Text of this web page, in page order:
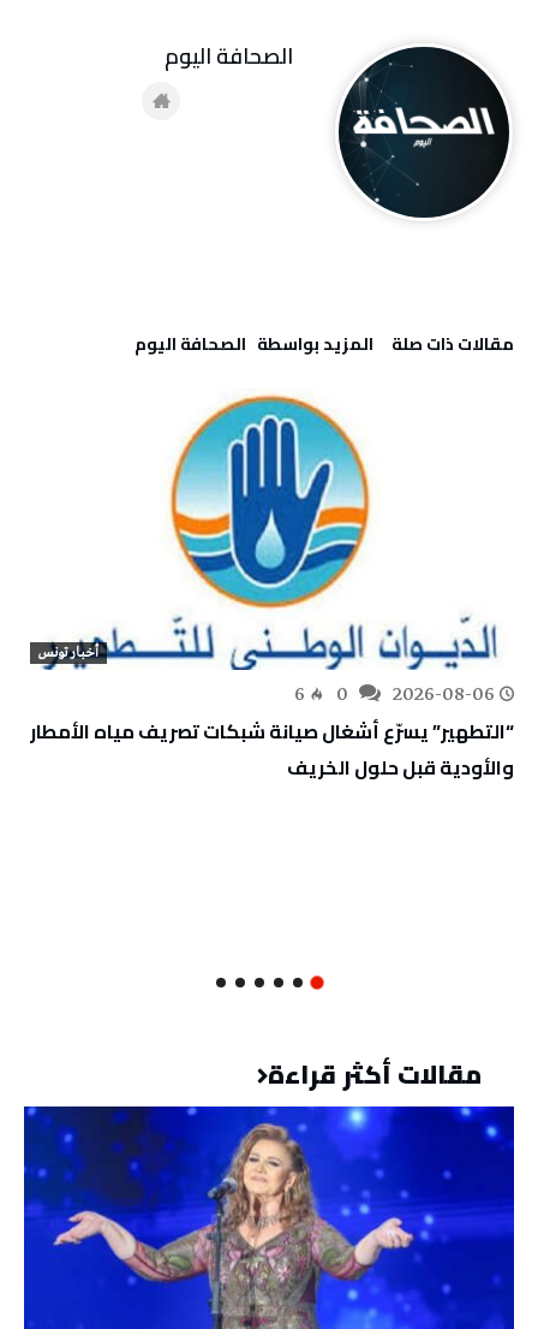
‫مقالات ذات صلة‬ ‫‫المزيد بواسطة‬ ‬ ‭ ‬الصحافة‭ ‬اليوم
أخبار تونس
2026-08-06
6
“التطهير” يسرّع أشغال صيانة شبكات تصريف مياه الأمطار
والأودية قبل حلول الخريف
مقالات أكثر قراءة